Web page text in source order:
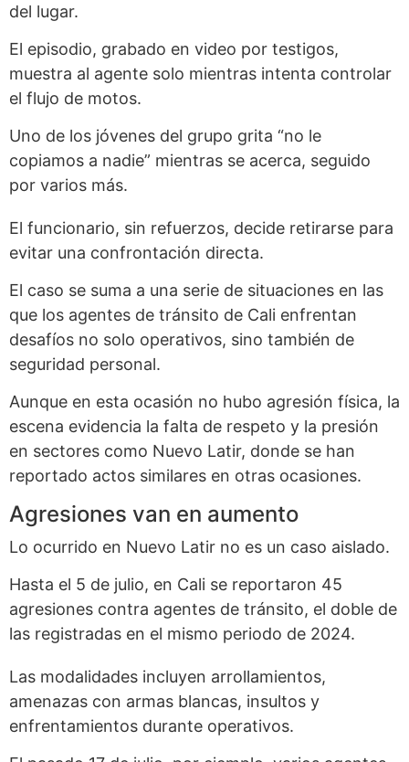
del lugar.
El episodio, grabado en video por testigos,
muestra al agente solo mientras intenta controlar
el flujo de motos.
Uno de los jóvenes del grupo grita “no le
copiamos a nadie” mientras se acerca, seguido
por varios más.
El funcionario, sin refuerzos, decide retirarse para
evitar una confrontación directa.
El caso se suma a una serie de situaciones en las
que los agentes de tránsito de Cali enfrentan
desafíos no solo operativos, sino también de
seguridad personal.
Aunque en esta ocasión no hubo agresión física, la
escena evidencia la falta de respeto y la presión
en sectores como Nuevo Latir, donde se han
reportado actos similares en otras ocasiones.
Agresiones van en aumento
Lo ocurrido en Nuevo Latir no es un caso aislado.
Hasta el 5 de julio, en Cali se reportaron 45
agresiones contra agentes de tránsito, el doble de
las registradas en el mismo periodo de 2024.
Las modalidades incluyen arrollamientos,
amenazas con armas blancas, insultos y
enfrentamientos durante operativos.